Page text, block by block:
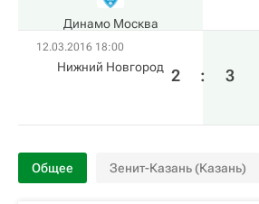
Динамо Москва
12.03.2016 18:00
Нижний Новгород 2 : 3
Общее Зенит-Казань (Казань)